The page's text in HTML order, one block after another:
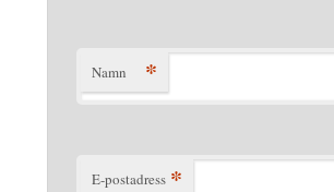
Namn *
E-postadress *